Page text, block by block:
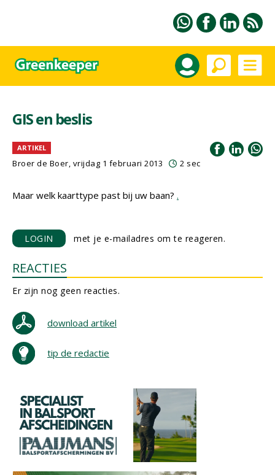
GIS en beslis
ARTIKEL
Broer de Boer, vrijdag 1 februari 2013 2 sec
Maar welk kaarttype past bij uw baan? .
LOGIN met je e-mailadres om te reageren.
REACTIES
Er zijn nog geen reacties.
download artikel
tip de redactie